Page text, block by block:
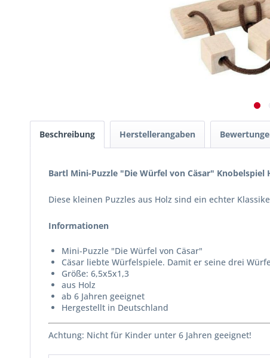
Beschreibung Herstellerangaben
Bartl Mini-Puzzle "Die Würfel von Cäsar" Knobelspiel
Diese kleinen Puzzles aus Holz sind ein echter
Informationen
Mini-Puzzle "Die Würfel von Cäsar"
Cäsar liebte Würfelspiele. Damit er seine drei
Größe: 6,5x5x1,3
aus Holz
ab 6 Jahren geeignet
Hergestellt in Deutschland
Achtung: Nicht für Kinder unter 6 Jahren geeignet!